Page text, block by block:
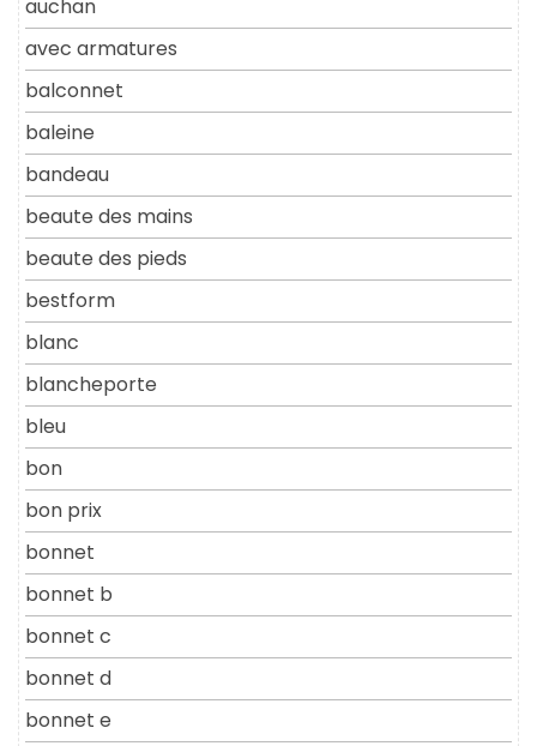
auchan
avec armatures
balconnet
baleine
bandeau
beaute des mains
beaute des pieds
bestform
blanc
blancheporte
bleu
bon
bon prix
bonnet
bonnet b
bonnet c
bonnet d
bonnet e